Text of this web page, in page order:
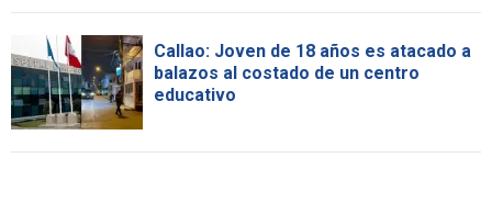
Callao: Joven de 18 años es atacado a
balazos al costado de un centro
educativo